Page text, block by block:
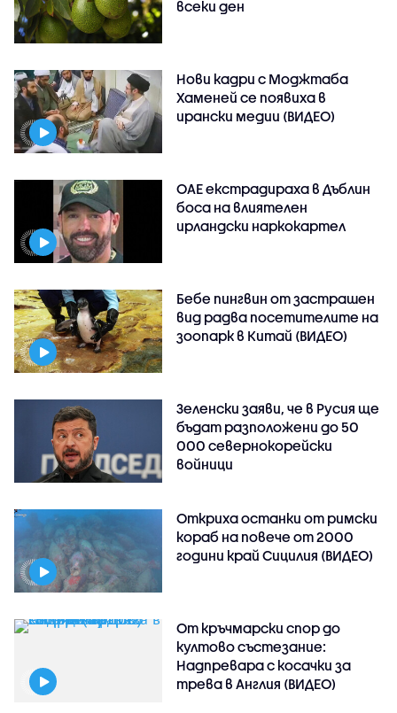
всеки ден
Нови кадри с Моджтаба
Хаменей се появиха в
ирански медии (ВИДЕО)
ОАЕ екстрадираха в Дъблин
боса на влиятелен
ирландски наркокартел
Бебе пингвин от застрашен
вид радва посетителите на
зоопарк в Китай (ВИДЕО)
Зеленски заяви, че в Русия ще
бъдат разположени до 50
000 севернокорейски
войници
Откриха останки от римски
кораб на повече от 2000
години край Сицилия (ВИДЕО)
От кръчмарски спор до
култово състезание:
Надпревара с косачки за
трева в Англия (ВИДЕО)